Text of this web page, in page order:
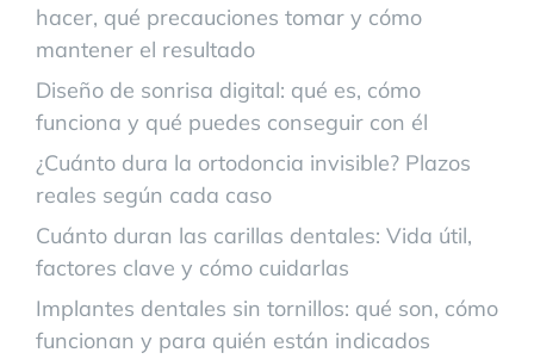
hacer, qué precauciones tomar y cómo
mantener el resultado
Diseño de sonrisa digital: qué es, cómo
funciona y qué puedes conseguir con él
¿Cuánto dura la ortodoncia invisible? Plazos
reales según cada caso
Cuánto duran las carillas dentales: Vida útil,
factores clave y cómo cuidarlas
Implantes dentales sin tornillos: qué son, cómo
funcionan y para quién están indicados